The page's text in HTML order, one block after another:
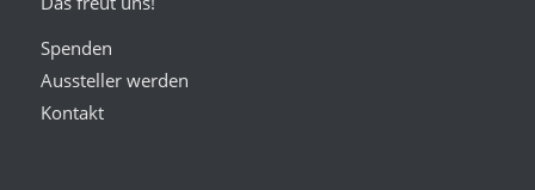
Spenden
Aussteller werden
Kontakt